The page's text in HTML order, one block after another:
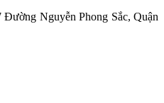
Đường Nguyễn Phong Sắc, Quận